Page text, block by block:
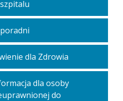
dla Zdrowia
dla osoby
do